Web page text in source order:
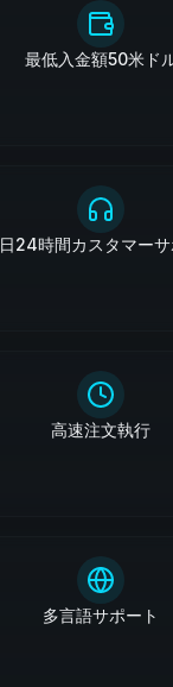
最低入金額50米ド
24時間カスタマーサ
高速注文執行
多言語サポート